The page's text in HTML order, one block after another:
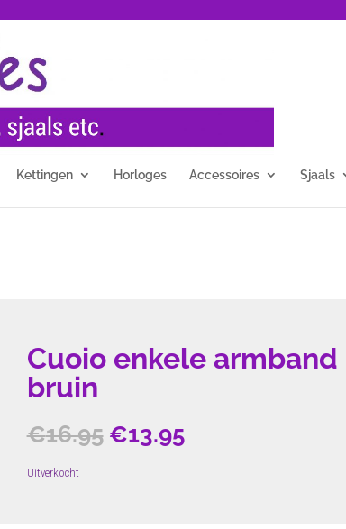
Kettingen Horloges Accessoires Sjaals
Cuoio enkele armband
bruin
€16.95 Oorspronkelijke
€13.95Huidige
Uitverkocht